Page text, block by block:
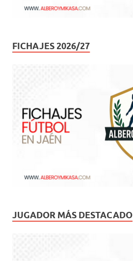
FICHAJES 2026/27
JUGADOR MÁS DESTACADO